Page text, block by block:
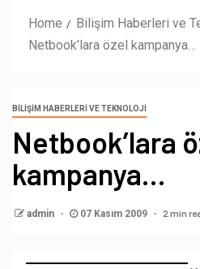
Home
Bilişim Haberleri ve
Netbook’lara özel kampanya…
BILIŞIM HABERLERI VE TEKNOLOJI
Netbook’lara
kampanya…
admin 07 Kasım 2009 2 min